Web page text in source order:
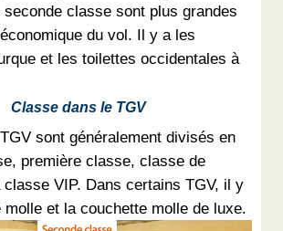
classe sont plus grandes
du vol. Il y a les
et les toilettes occidentales à
Classe dans le TGV
sont généralement divisés en
première classe, classe de
VIP. Dans certains TGV, il y
et la couchette molle de luxe.